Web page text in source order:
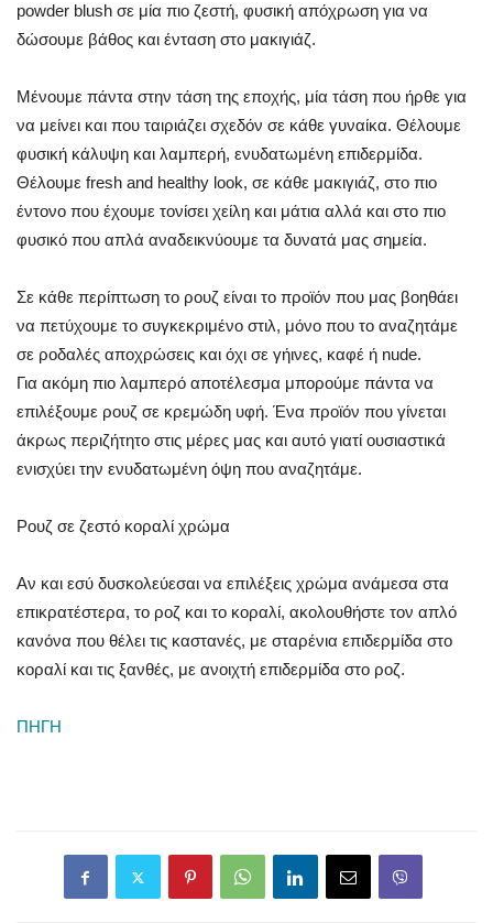
powder blush σε μία πιο ζεστή, φυσική απόχρωση για να
δώσουμε βάθος και ένταση στο μακιγιάζ.
Μένουμε πάντα στην τάση της εποχής, μία τάση που ήρθε για
να μείνει και που ταιριάζει σχεδόν σε κάθε γυναίκα. Θέλουμε
φυσική κάλυψη και λαμπερή, ενυδατωμένη επιδερμίδα.
Θέλουμε fresh and healthy look, σε κάθε μακιγιάζ, στο πιο
έντονο που έχουμε τονίσει χείλη και μάτια αλλά και στο πιο
φυσικό που απλά αναδεικνύουμε τα δυνατά μας σημεία.
Σε κάθε περίπτωση το ρουζ είναι το προϊόν που μας βοηθάει
να πετύχουμε το συγκεκριμένο στιλ, μόνο που το αναζητάμε
σε ροδαλές αποχρώσεις και όχι σε γήινες, καφέ ή nude.
Για ακόμη πιο λαμπερό αποτέλεσμα μπορούμε πάντα να
επιλέξουμε ρουζ σε κρεμώδη υφή. Ένα προϊόν που γίνεται
άκρως περιζήτητο στις μέρες μας και αυτό γιατί ουσιαστικά
ενισχύει την ενυδατωμένη όψη που αναζητάμε.
Ρουζ σε ζεστό κοραλί χρώμα
Αν και εσύ δυσκολεύεσαι να επιλέξεις χρώμα ανάμεσα στα
επικρατέστερα, το ροζ και το κοραλί, ακολουθήστε τον απλό
κανόνα που θέλει τις καστανές, με σταρένια επιδερμίδα στο
κοραλί και τις ξανθές, με ανοιχτή επιδερμίδα στο ροζ.
ΠΗΓΗ